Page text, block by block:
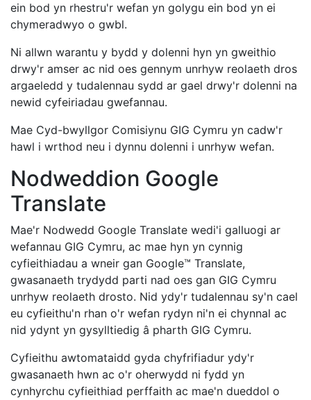
ein bod yn rhestru'r wefan yn golygu ein bod yn ei
chymeradwyo o gwbl.
Ni allwn warantu y bydd y dolenni hyn yn gweithio
drwy'r amser ac nid oes gennym unrhyw reolaeth dros
argaeledd y tudalennau sydd ar gael drwy'r dolenni na
newid cyfeiriadau gwefannau.
Mae Cyd-bwyllgor Comisiynu GIG Cymru yn cadw'r
hawl i wrthod neu i dynnu dolenni i unrhyw wefan.
Nodweddion Google
Translate
Mae'r Nodwedd Google Translate wedi'i galluogi ar
wefannau GIG Cymru, ac mae hyn yn cynnig
cyfieithiadau a wneir gan Google™ Translate,
gwasanaeth trydydd parti nad oes gan GIG Cymru
unrhyw reolaeth drosto. Nid ydy'r tudalennau sy'n cael
eu cyfieithu'n rhan o'r wefan rydyn ni'n ei chynnal ac
nid ydynt yn gysylltiedig â pharth GIG Cymru.
Cyfieithu awtomataidd gyda chyfrifiadur ydy'r
gwasanaeth hwn ac o'r oherwydd ni fydd yn
cynhyrchu cyfieithiad perffaith ac mae'n dueddol o